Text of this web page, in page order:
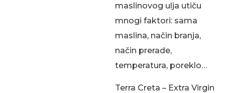
maslinovog ulja utiču
mnogi faktori: sama
maslina, način branja,
način prerade,
temperatura, poreklo…
Terra Creta – Extra Virgin